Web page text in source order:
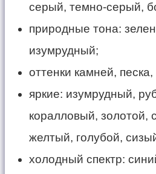
серый, темно-серый,
природные тона:
изумрудный;
оттенки камней,
яркие: изумрудный,
коралловый, золотой,
желтый, голубой,
холодный спектр: